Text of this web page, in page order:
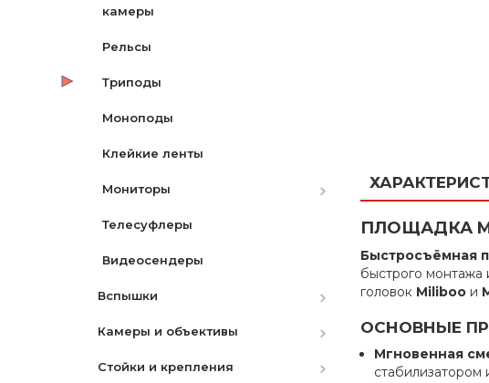
Батареи для LED
Кольцевой свет
Наборы
RGB LED
LED накамерный
С линзой Френеля
камеры
Рельсы
Триподы
Моноподы
Клейкие ленты
Мониторы
Аксессуары
Телесуфлеры
Видеосендеры
Вспышки
Аккумуляторы
Камеры и объективы
Объективы для Canon
Стойки и крепления
ПЛОЩАДКА
Быстросъёмная
быстрого монтажа
головок Milibooи
ОСНОВНЫЕ
Мгновенная
стабилизатором